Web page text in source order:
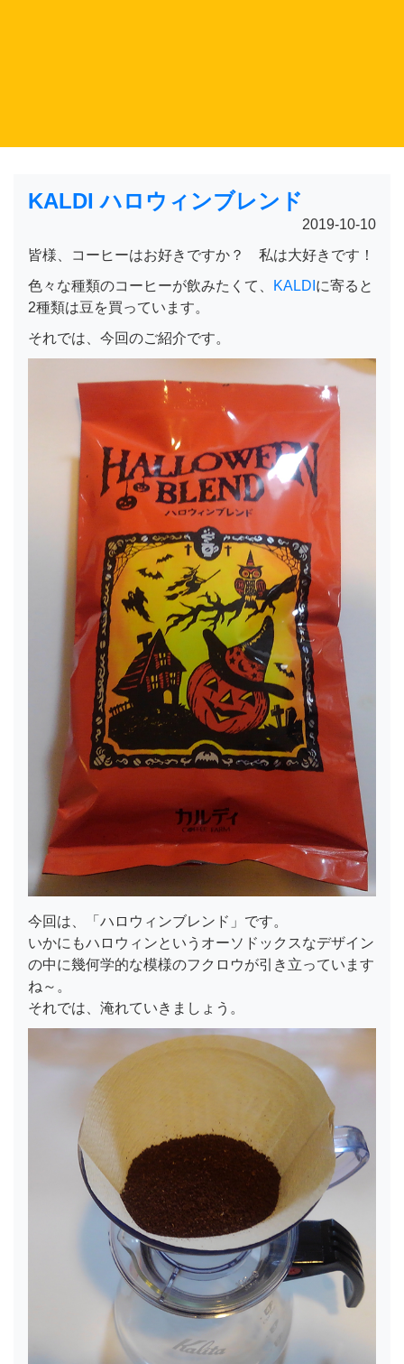
KALDI ハロウィンブレンド
2019-10-10
皆様、コーヒーはお好きですか？ 私は大好きです！
色々な種類のコーヒーが飲みたくて、
KALDI に寄ると
2種類は豆を買っています。
それでは、今回のご紹介です。
今回は、「ハロウィンブレンド」です。
いかにもハロウィンというオーソドックスなデザイン
の中に幾何学的な模様のフクロウが引き立っています
ね～。
それでは、淹れていきましょう。